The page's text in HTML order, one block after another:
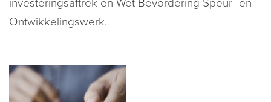
investeringsaftrek en Wet Bevordering Speur- en
Ontwikkelingswerk.